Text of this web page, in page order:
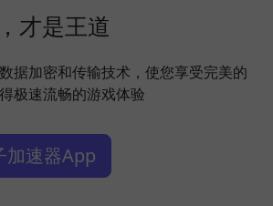
才是王道
据加密和传输技术，使您享受完美的
极速流畅的游戏体验
加速器App